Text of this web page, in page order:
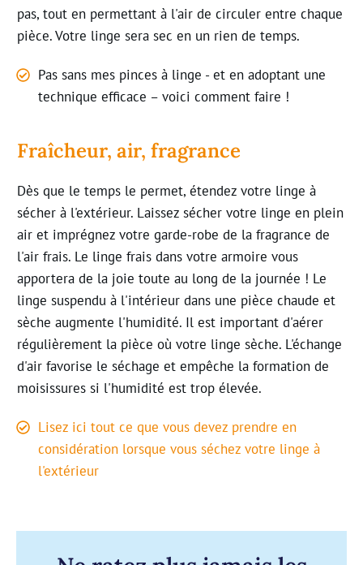
pas, tout en permettant à l'air de circuler entre chaque
pièce. Votre linge sera sec en un rien de temps.
Pas sans mes pinces à linge - et en adoptant une
technique efficace – voici comment faire !
Fraîcheur, air, fragrance
Dès que le temps le permet, étendez votre linge à
sécher à l'extérieur. Laissez sécher votre linge en plein
air et imprégnez votre garde-robe de la fragrance de
l'air frais. Le linge frais dans votre armoire vous
apportera de la joie toute au long de la journée ! Le
linge suspendu à l'intérieur dans une pièce chaude et
sèche augmente l'humidité. Il est important d'aérer
régulièrement la pièce où votre linge sèche. L'échange
d'air favorise le séchage et empêche la formation de
moisissures si l'humidité est trop élevée.
Lisez ici tout ce que vous devez prendre en
considération lorsque vous séchez votre linge à
l'extérieur